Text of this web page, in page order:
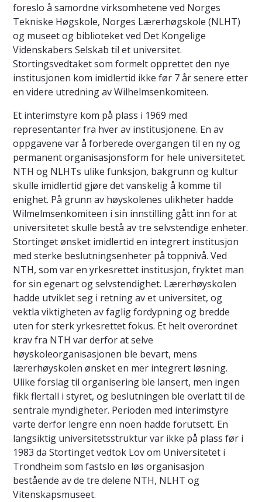
foreslo å samordne virksomhetene ved Norges
Tekniske Høgskole, Norges Lærerhøgskole (NLHT)
og museet og biblioteket ved Det Kongelige
Videnskabers Selskab til et universitet.
Stortingsvedtaket som formelt opprettet den nye
institusjonen kom imidlertid ikke før 7 år senere etter
en videre utredning av Wilhelmsenkomiteen.
Et interimstyre kom på plass i 1969 med
representanter fra hver av institusjonene. En av
oppgavene var å forberede overgangen til en ny og
permanent organisasjonsform for hele universitetet.
NTH og NLHTs ulike funksjon, bakgrunn og kultur
skulle imidlertid gjøre det vanskelig å komme til
enighet. På grunn av høyskolenes ulikheter hadde
Wilmelmsenkomiteen i sin innstilling gått inn for at
universitetet skulle bestå av tre selvstendige enheter.
Stortinget ønsket imidlertid en integrert institusjon
med sterke beslutningsenheter på toppnivå. Ved
NTH, som var en yrkesrettet institusjon, fryktet man
for sin egenart og selvstendighet. Lærerhøyskolen
hadde utviklet seg i retning av et universitet, og
vektla viktigheten av faglig fordypning og bredde
uten for sterk yrkesrettet fokus. Et helt overordnet
krav fra NTH var derfor at selve
høyskoleorganisasjonen ble bevart, mens
lærerhøyskolen ønsket en mer integrert løsning.
Ulike forslag til organisering ble lansert, men ingen
fikk flertall i styret, og beslutningen ble overlatt til de
sentrale myndigheter. Perioden med interimstyre
varte derfor lengre enn noen hadde forutsett. En
langsiktig universitetsstruktur var ikke på plass før i
1983 da Stortinget vedtok Lov om Universitetet i
Trondheim som fastslo en løs organisasjon
bestående av de tre delene NTH, NLHT og
Vitenskapsmuseet.